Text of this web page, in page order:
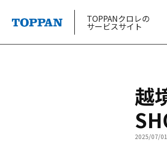
TOPPANクロレの
サービスサイト
越
2025/07/